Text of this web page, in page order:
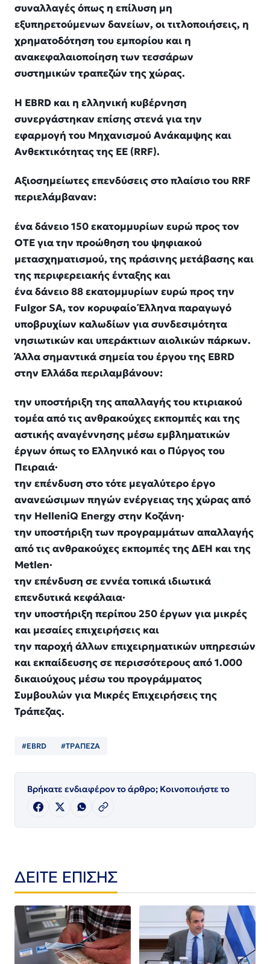
συναλλαγές όπως η επίλυση μη
εξυπηρετούμενων δανείων, οι τιτλοποιήσεις, η
χρηματοδότηση του εμπορίου και η
ανακεφαλαιοποίηση των τεσσάρων
συστημικών τραπεζών της χώρας.
Η EBRD και η ελληνική κυβέρνηση
συνεργάστηκαν επίσης στενά για την
εφαρμογή του Μηχανισμού Ανάκαμψης και
Ανθεκτικότητας της ΕΕ (RRF).
Αξιοσημείωτες επενδύσεις στο πλαίσιο του RRF
περιελάμβαναν:
ένα δάνειο 150 εκατομμυρίων ευρώ προς τον
ΟΤΕ για την προώθηση του ψηφιακού
μετασχηματισμού, της πράσινης μετάβασης και
της περιφερειακής ένταξης και
ένα δάνειο 88 εκατομμυρίων ευρώ προς την
Fulgor SA, τον κορυφαίο Έλληνα παραγωγό
υποβρυχίων καλωδίων για συνδεσιμότητα
νησιωτικών και υπεράκτιων αιολικών πάρκων.
Άλλα σημαντικά σημεία του έργου της EBRD
στην Ελλάδα περιλαμβάνουν:
την υποστήριξη της απαλλαγής του κτιριακού
τομέα από τις ανθρακούχες εκπομπές και της
αστικής αναγέννησης μέσω εμβληματικών
έργων όπως το Ελληνικό και ο Πύργος του
Πειραιά·
την επένδυση στο τότε μεγαλύτερο έργο
ανανεώσιμων πηγών ενέργειας της χώρας από
την HelleniQ Energy στην Κοζάνη·
την υποστήριξη των προγραμμάτων απαλλαγής
από τις ανθρακούχες εκπομπές της ΔΕΗ και της
Metlen·
την επένδυση σε εννέα τοπικά ιδιωτικά
επενδυτικά κεφάλαια·
την υποστήριξη περίπου 250 έργων για μικρές
και μεσαίες επιχειρήσεις και
την παροχή άλλων επιχειρηματικών υπηρεσιών
και εκπαίδευσης σε περισσότερους από 1.000
δικαιούχους μέσω του προγράμματος
Συμβουλών για Μικρές Επιχειρήσεις της
Τράπεζας.
#EBRD #ΤΡΑΠΕΖΑ
Βρήκατε ενδιαφέρον το άρθρο; Κοινοποιήστε το
ΔΕΙΤΕ ΕΠΙΣΗΣ